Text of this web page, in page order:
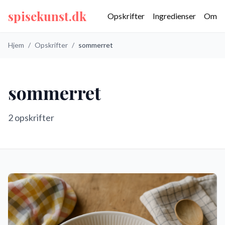
spisekunst.dk Opskrifter Ingredienser Om
Hjem / Opskrifter / sommerret
sommerret
2opskrifter